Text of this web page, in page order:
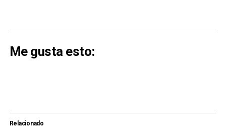
Me gusta esto:
Relacionado